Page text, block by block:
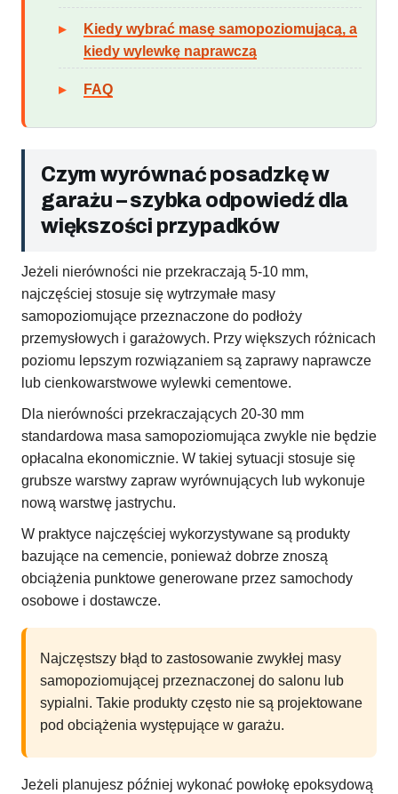
Kiedy wybrać masę samopoziomującą, a
kiedy wylewkę naprawczą
FAQ
Czym wyrównać posadzkę w
garażu – szybka odpowiedź dla
większości przypadków
Jeżeli nierówności nie przekraczają 5-10 mm,
najczęściej stosuje się wytrzymałe masy
samopoziomujące przeznaczone do podłoży
przemysłowych i garażowych. Przy większych różnicach
poziomu lepszym rozwiązaniem są zaprawy naprawcze
lub cienkowarstwowe wylewki cementowe.
Dla nierówności przekraczających 20-30 mm
standardowa masa samopoziomująca zwykle nie będzie
opłacalna ekonomicznie. W takiej sytuacji stosuje się
grubsze warstwy zapraw wyrównujących lub wykonuje
nową warstwę jastrychu.
W praktyce najczęściej wykorzystywane są produkty
bazujące na cemencie, ponieważ dobrze znoszą
obciążenia punktowe generowane przez samochody
osobowe i dostawcze.
Najczęstszy błąd to zastosowanie zwykłej masy
samopoziomującej przeznaczonej do salonu lub
sypialni. Takie produkty często nie są projektowane
pod obciążenia występujące w garażu.
Jeżeli planujesz później wykonać powłokę epoksydową